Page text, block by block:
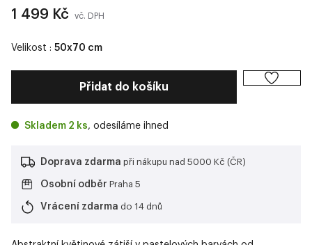
1 499 Kč
cena
vč. DPH
Velikost : 50x70 cm
Přidat do košíku
Skladem 2 ks, odesíláme ihned
Doprava zdarma při nákupu nad 5000 Kč (ČR)
Osobní odběr Praha 5
Vrácení zdarma do 14 dnů